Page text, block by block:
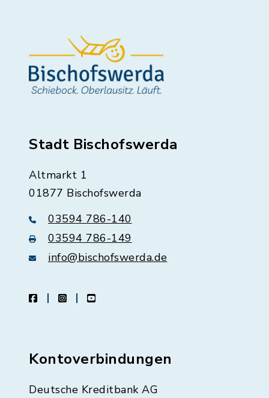
Stadt Bischofswerda
Altmarkt 1
01877 Bischofswerda
03594 786-140
03594 786-149
info@bischofswerda.de
facebookinstagramyoutube
Kontoverbindungen
Deutsche Kreditbank AG